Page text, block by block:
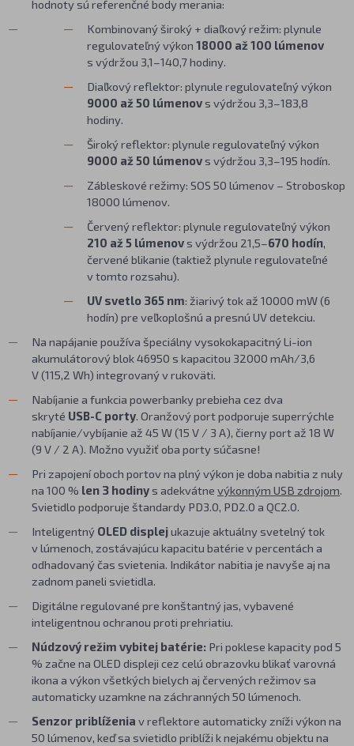
hodnoty sú referenčné body merania:
Kombinovaný široký + diaľkový režim: plynule
regulovateľný výkon 18000 až 100 lúmenov
s výdržou 3,1–140,7 hodiny.
Diaľkový reflektor: plynule regulovateľný výkon
9000 až 50 lúmenov s výdržou 3,3–183,8
hodiny.
Široký reflektor: plynule regulovateľný výkon
9000 až 50 lúmenov s výdržou 3,3–195 hodín.
Zábleskové režimy: SOS 50 lúmenov – Stroboskop
18000 lúmenov.
Červený reflektor: plynule regulovateľný výkon
210 až 5 lúmenov s výdržou 21,5–670 hodín,
červené blikanie (taktiež plynule regulovateľné
v tomto rozsahu).
UV svetlo 365 nm: žiarivý tok až 10000 mW (6
hodín) pre veľkoplošnú a presnú UV detekciu.
Na napájanie používa špeciálny vysokokapacitný Li-ion
akumulátorový blok 46950 s kapacitou 32000 mAh/3,6
V (115,2 Wh) integrovaný v rukoväti.
Nabíjanie a funkcia powerbanky prebieha cez dva
skryté USB-C porty. Oranžový port podporuje superrýchle
nabíjanie/vybíjanie až 45 W (15 V / 3 A), čierny port až 18 W
(9 V / 2 A). Možno využiť oba porty súčasne!
Pri zapojení oboch portov na plný výkon je doba nabitia z nuly
na 100 % len 3 hodiny s adekvátne výkonným USB zdrojom.
Svietidlo podporuje štandardy PD3.0, PD2.0 a QC2.0.
Inteligentný OLED displejukazuje aktuálny svetelný tok
v lúmenoch, zostávajúcu kapacitu batérie v percentách a
odhadovaný čas svietenia. Indikátor nabitia je navyše aj na
zadnom paneli svietidla.
Digitálne regulované pre konštantný jas, vybavené
inteligentnou ochranou proti prehriatiu.
Núdzový režim vybitej batérie: Pri poklese kapacity pod 5
% začne na OLED displeji cez celú obrazovku blikať varovná
ikona a výkon všetkých bielych aj červených režimov sa
automaticky uzamkne na záchranných 50 lúmenoch.
Senzor priblíženia v reflektore automaticky zníži výkon na
50 lúmenov, keď sa svietidlo priblíži k nejakému objektu na